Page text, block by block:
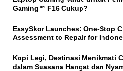
Gaming™ F16 Cukup?
EasySkor Launches: One-Stop
Assessment to Repair for
Kopi Legi, Destinasi Menikmati
dalam Suasana Hangat dan